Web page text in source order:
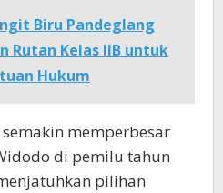
Biru Pandeglang
Rutan Kelas IIB untuk
Hukum
memperbesar
di pemilu tahun
pilihan